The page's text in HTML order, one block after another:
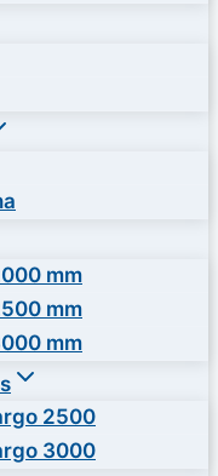
mm
mm
mm
2500
3000